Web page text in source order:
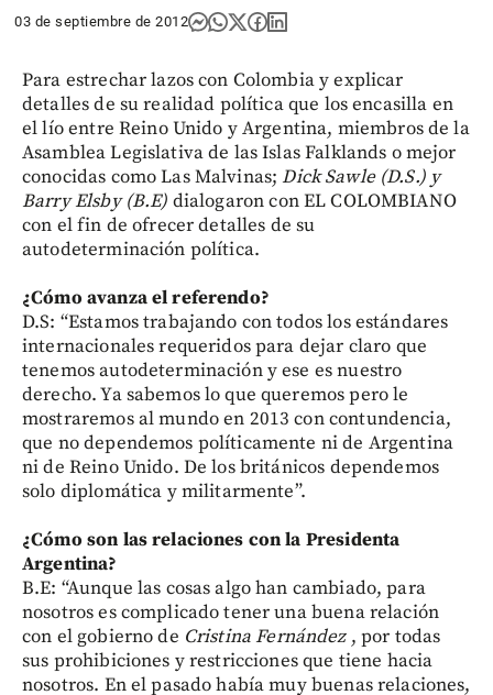
03 de septiembre de 2012
Para estrechar lazos con Colombia y explicar
detalles de su realidad política que los encasilla en
el lío entre Reino Unido y Argentina, miembros de la
Asamblea Legislativa de las Islas Falklands o mejor
conocidas como Las Malvinas;Dick Sawle (D.S.) y
Barry Elsby (B.E) dialogaron con EL COLOMBIANO
con el fin de ofrecer detalles de su
autodeterminación política.
¿Cómo avanza el referendo?
D.S: “Estamos trabajando con todos los estándares
internacionales requeridos para dejar claro que
tenemos autodeterminación y ese es nuestro
derecho. Ya sabemos lo que queremos pero le
mostraremos al mundo en 2013 con contundencia,
que no dependemos políticamente ni de Argentina
ni de Reino Unido. De los británicos dependemos
solo diplomática y militarmente”.
¿Cómo son las relaciones con la Presidenta
Argentina?
B.E: “Aunque las cosas algo han cambiado, para
nosotros es complicado tener una buena relación
con el gobierno de Cristina Fernández, por todas
sus prohibiciones y restricciones que tiene hacia
nosotros. En el pasado había muy buenas relaciones,